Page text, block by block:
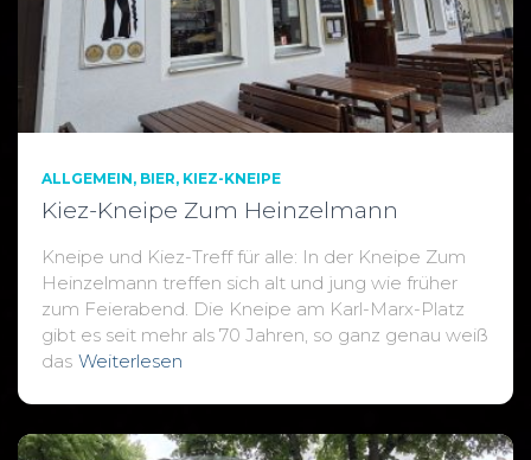
ALLGEMEIN BIER KIEZ-KNEIPE
Kiez-Kneipe Zum Heinzelmann
Kneipe und Kiez-Treff für alle: In der Kneipe Zum
Heinzelmann treffen sich alt und jung wie früher
zum Feierabend. Die Kneipe am Karl-Marx-Platz
gibt es seit mehr als 70 Jahren, so ganz genau weiß
das Weiterlesen